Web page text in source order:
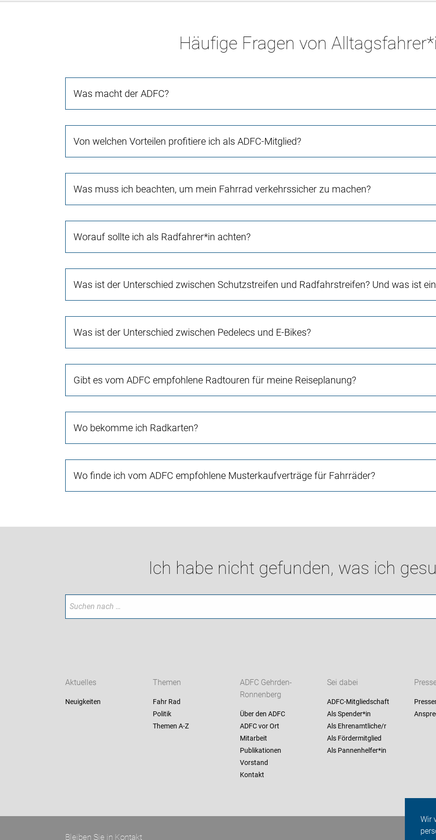
Wir
Häufige Fragen von
Was macht der ADFC?
Von welchen Vorteilen profitiere ich als ADFC-Mitglied?
Was muss ich beachten, um mein Fahrrad verkehrssicher zu machen?
Worauf sollte ich als Radfahrer*in achten?
Was ist der Unterschied zwischen Schutzstreifen und Radfahrstreifen? Und was ist
Was ist der Unterschied zwischen Pedelecs und E-Bikes?
Gibt es vom ADFC empfohlene Radtouren für meine Reiseplanung?
Wo bekomme ich Radkarten?
Wo finde ich vom ADFC empfohlene Musterkaufverträge für Fahrräder?
Ich habe nicht gefunden, was ich
Aktuelles
Neuigkeiten
Themen
Fahr Rad
Politik
Themen A-Z
ADFC Gehrden-
Ronnenberg
Über den ADFC
ADFC vor Ort
Mitarbeit
Publikationen
Vorstand
Kontakt
Sei dabei
ADFC-Mitgliedschaft
Als Spender*in
Als Ehrenamtliche/r
Als Fördermitglied
Als Pannenhelfer*in
Bleiben Sie in Kontakt